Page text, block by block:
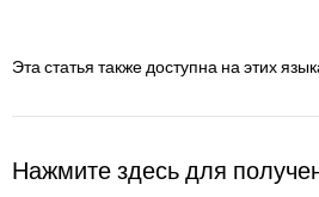
Эта статья также доступна на этих
Нажмите здесь для